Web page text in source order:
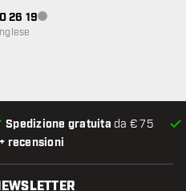
recensioni
Spedizione gratuita da € 75
26 19Servizio clienti non disponibile